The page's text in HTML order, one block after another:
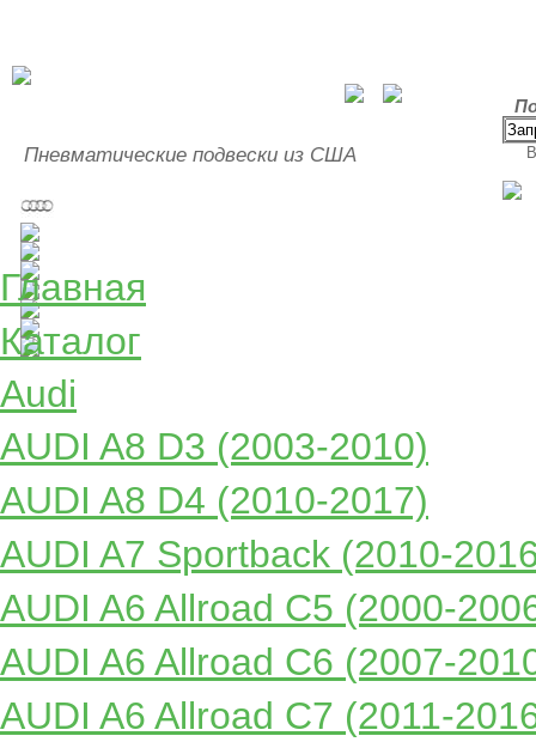
Пневматические подвески из США
Главная
Каталог
Audi
AUDI A8 D3 (2003-2010)
AUDI A8 D4 (2010-2017)
AUDI A7 Sportback (2010-
AUDI A6 Allroad C5 (2000-
AUDI A6 Allroad C6 (2007-
AUDI A6 Allroad C7 (2011-